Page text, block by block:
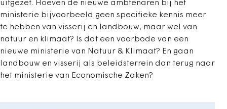
uitgezet. Hoeven de nieuwe ambtenaren bij het
ministerie bijvoorbeeld geen specifieke kennis meer
te hebben van visserij en landbouw, maar wel van
natuur en klimaat? Is dat een voorbode van een
nieuwe ministerie van Natuur & Klimaat? En gaan
landbouw en visserij als beleidsterrein dan terug naar
het ministerie van Economische Zaken?